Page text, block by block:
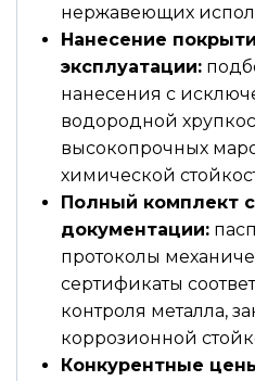
нержавеющих
Нанесение
эксплуатации:
нанесения с
водородной
высокопрочных
химической
Полный комплект
документации:
протоколы
сертификаты
контроля металла,
коррозионной
Конкурентные